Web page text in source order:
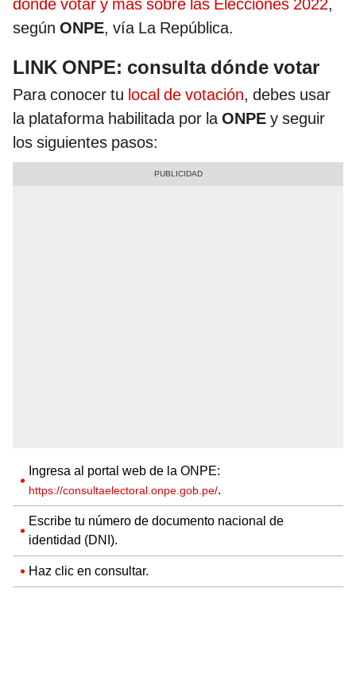
dónde votar y más sobre las Elecciones 2022,
según ONPE, vía La República.
LINK ONPE: consulta dónde votar
Para conocer tu local de votación, debes usar
la plataforma habilitada por laONPE y seguir
los siguientes pasos:
Ingresa al portal web de la ONPE:
https://consultaelectoral.onpe.gob.pe/.
Escribe tu número de documento nacional de
identidad (DNI).
Haz clic en consultar.